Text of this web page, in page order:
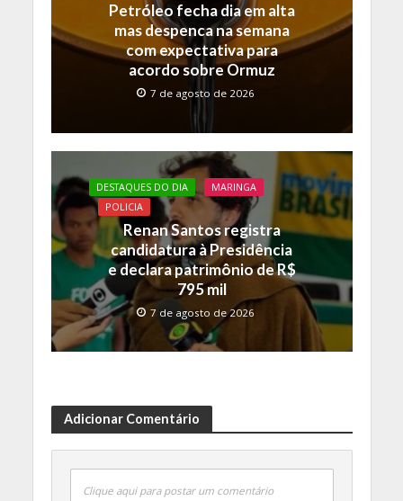
Petróleo fecha dia em alta
mas despenca na semana
com expectativa para
acordo sobre Ormuz
7 de agosto de 2026
DESTAQUES DO DIA
MARINGA
POLICIA
Renan Santos registra
candidatura à Presidência
e declara patrimônio de R$
795 mil
7 de agosto de 2026
Adicionar Comentário
Clique aqui para postar um comentário